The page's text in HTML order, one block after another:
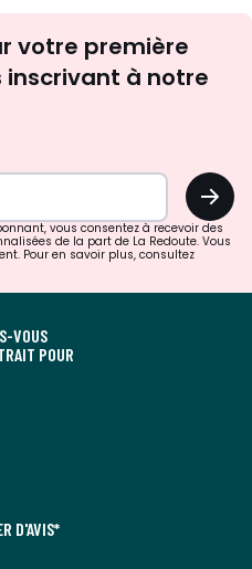
newsletter
votre première
à notre
OK
vous consentez à recevoir des
de la part de La Redoute. Vous
Pour en savoir plus, consultez
VOUS
POUR
D'AVIS*